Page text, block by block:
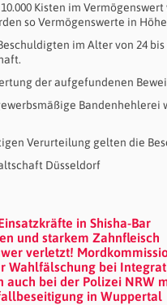
Kisten im
so Vermögenswerte in
im Alter von 24
der aufgefundenen
Verurteilung gelten die
Düsseldorf
in Shisha-Bar
und starkem Zahnfleisch
verletzt!
Wahlfälschung bei
bei der Polizei NRW
in Wuppertal